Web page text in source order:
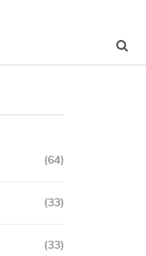
(64)
(33)
(33)